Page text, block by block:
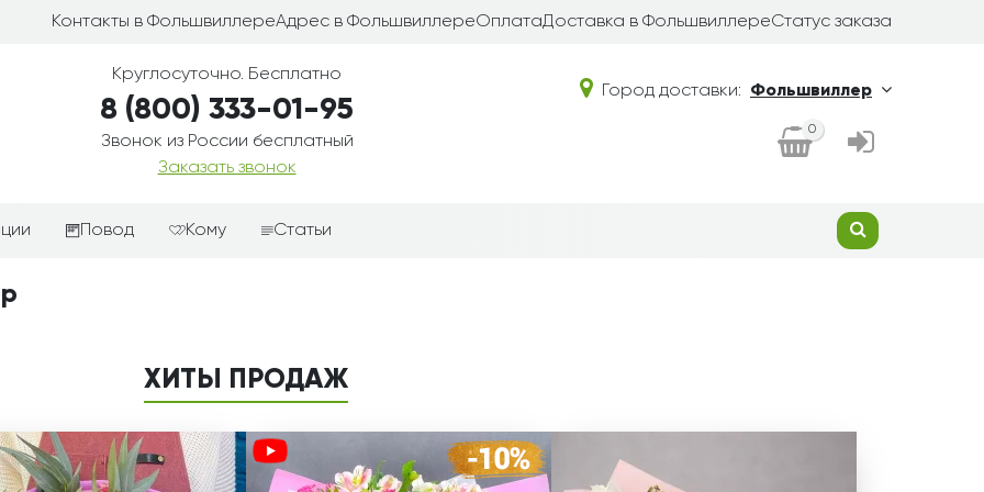
Контакты в ФольшвиллереАдрес в ФольшвиллереОплатаДоставка в ФольшвиллереСтатус заказа
Круглосуточно. Бесплатно
8 (800) 333-01-95
Звонок из России бесплатный
Заказать звонок
Город доставки: Фольшвиллер
0
корзины
Повод
День рождения
Любовь
Просто так
Кому
Мужчине
Папе
Статьи
ХИТЫ ПРОДАЖ